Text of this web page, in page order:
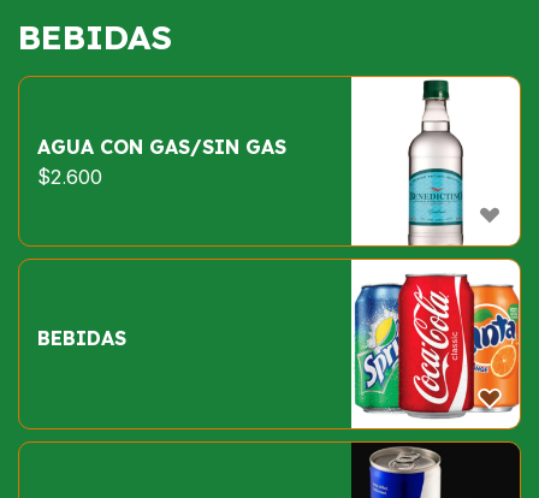
BEBIDAS
AGUA CON GAS/SIN GAS
$2.600
BEBIDAS